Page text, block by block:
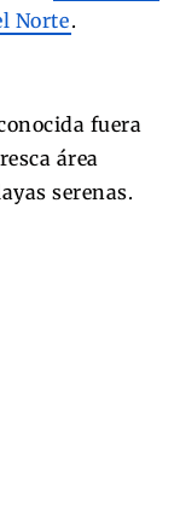
Norte.
fuera
área
serenas.